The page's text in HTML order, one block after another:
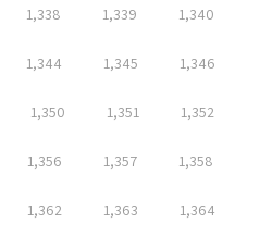
1,338 1,339 1,340
1,344 1,345 1,346
1,350 1,351 1,352
1,356 1,357 1,358
1,362 1,363 1,364